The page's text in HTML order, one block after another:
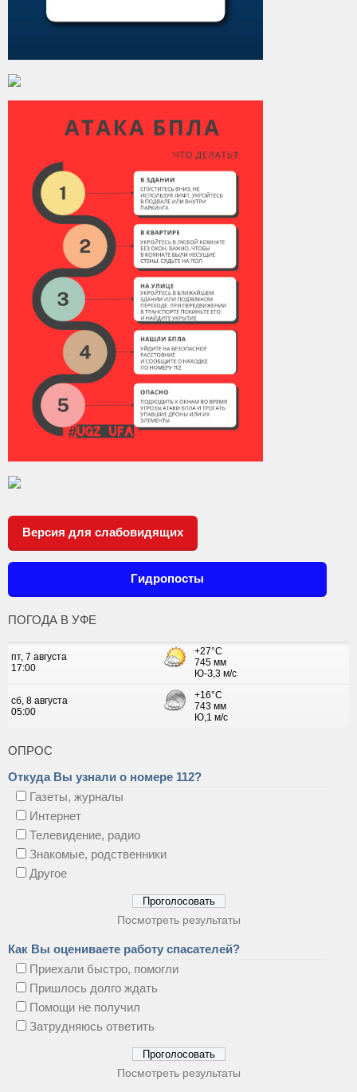
Версия для слабовидящих
Гидропосты
ПОГОДА В УФЕ
ОПРОС
Откуда Вы узнали о номере 112?
Газеты, журналы
Интернет
Телевидение, радио
Знакомые, родственники
Другое
Посмотреть результаты
Как Вы оцениваете работу спасателей?
Приехали быстро, помогли
Пришлось долго ждать
Помощи не получил
Затрудняюсь ответить
Посмотреть результаты